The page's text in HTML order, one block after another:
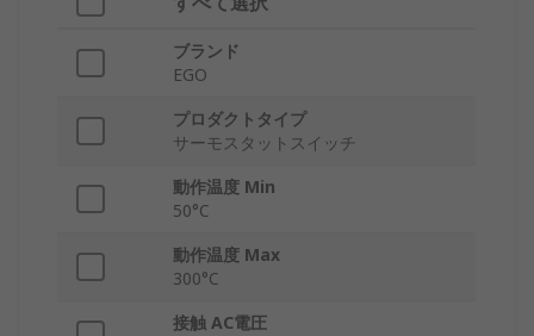
ブランド
EGO
プロダクトタイプ
サーモスタットスイッチ
動作温度 Min
50°C
動作温度 Max
300°C
接触 AC電圧